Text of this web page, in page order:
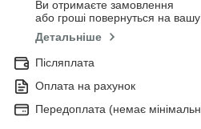
Ви отримаєте замовлення
або гроші повернуться на вашу
Детальніше
Післяплата
Оплата на рахунок
Передоплата (немає